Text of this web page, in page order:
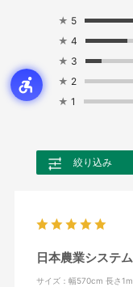
★ 5
★ 4
★ 3
★ 2
★ 1
絞り込み
日本農業システム
サイズ：幅570cm 長さ1m